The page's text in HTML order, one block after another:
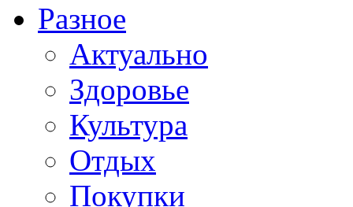
Разное
Актуально
Здоровье
Культура
Отдых
Покупки